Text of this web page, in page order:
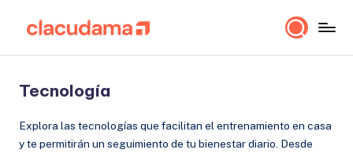
Saltar
c
d
a
es
estar
Tecnología
Explora las tecnologías que facilitan el entrenamiento en casa
y te permitirán un seguimiento de tu bienestar diario. Desde